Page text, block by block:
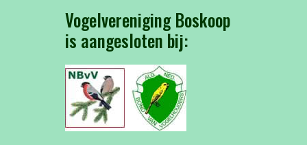
Vogelvereniging Boskoop
is aangesloten bij: